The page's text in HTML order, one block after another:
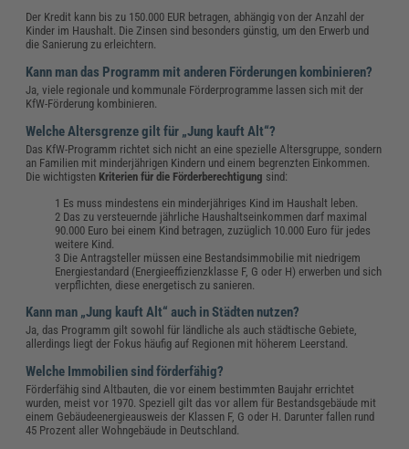
Der Kredit kann bis zu 150.000 EUR betragen, abhängig von der Anzahl der
Kinder im Haushalt. Die Zinsen sind besonders günstig, um den Erwerb und
die Sanierung zu erleichtern.
Kann man das Programm mit anderen Förderungen kombinieren?
Ja, viele regionale und kommunale Förderprogramme lassen sich mit der
KfW-Förderung kombinieren.
Welche Altersgrenze gilt für „Jung kauft Alt“?
Das KfW-Programm richtet sich nicht an eine spezielle Altersgruppe, sondern
an Familien mit minderjährigen Kindern und einem begrenzten Einkommen.
Die wichtigsten Kriterien für die Förderberechtigung sind:
Es muss mindestens ein minderjähriges Kind im Haushalt leben.
Das zu versteuernde jährliche Haushaltseinkommen darf maximal
90.000 Euro bei einem Kind betragen, zuzüglich 10.000 Euro für jedes
weitere Kind.
Die Antragsteller müssen eine Bestandsimmobilie mit niedrigem
Energiestandard (Energieeffizienzklasse F, G oder H) erwerben und sich
verpflichten, diese energetisch zu sanieren.
Kann man „Jung kauft Alt“ auch in Städten nutzen?
Ja, das Programm gilt sowohl für ländliche als auch städtische Gebiete,
allerdings liegt der Fokus häufig auf Regionen mit höherem Leerstand.
Welche Immobilien sind förderfähig?
Förderfähig sind Altbauten, die vor einem bestimmten Baujahr errichtet
wurden, meist vor 1970. Speziell gilt das vor allem für Bestandsgebäude mit
einem Gebäudeenergieausweis der Klassen F, G oder H. Darunter fallen rund
45 Prozent aller Wohngebäude in Deutschland.